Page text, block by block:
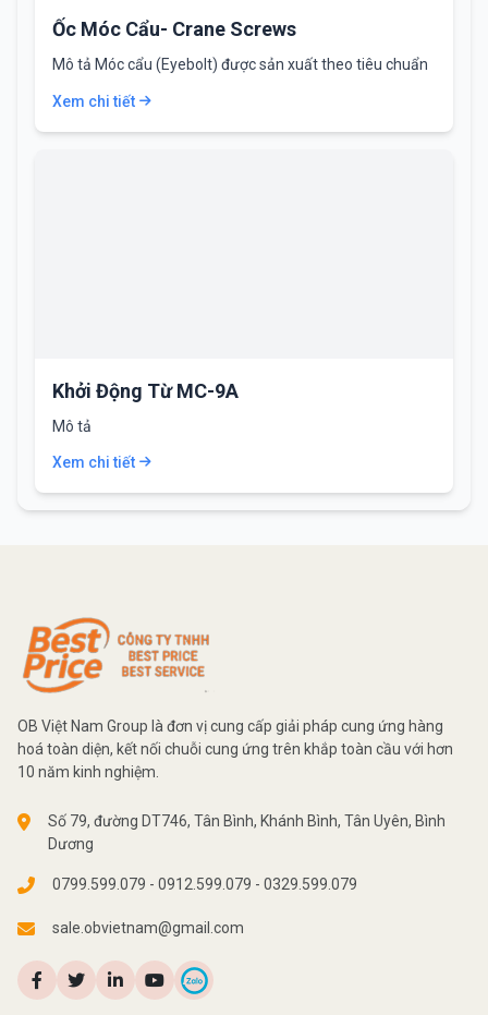
Ốc Móc Cẩu- Crane Screws
Mô tả Móc cẩu (Eyebolt) được sản xuất theo tiêu chuẩn
Xem chi tiết
Khởi Động Từ MC-9A
Mô tả
Xem chi tiết
OB Việt Nam Group là đơn vị cung cấp giải pháp cung ứng hàng
hoá toàn diện, kết nối chuỗi cung ứng trên khắp toàn cầu với hơn
10 năm kinh nghiệm.
Số 79, đường DT746, Tân Bình, Khánh Bình, Tân Uyên, Bình
Dương
0799.599.079 - 0912.599.079 - 0329.599.079
sale.obvietnam@gmail.com